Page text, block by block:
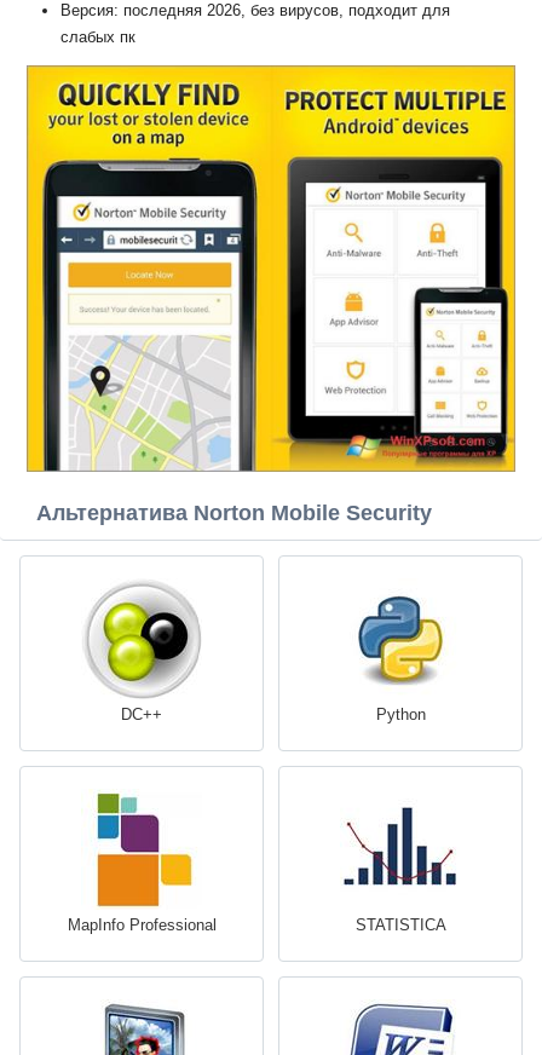
Версия: последняя 2026, без вирусов, подходит для
слабых пк
Альтернатива Norton Mobile Security
DC++ Python
MapInfo Professional STATISTICA